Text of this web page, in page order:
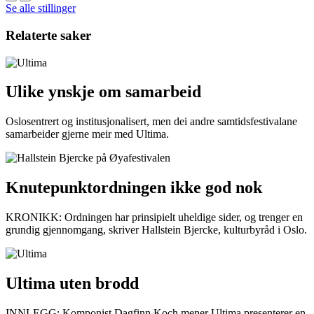
Se alle stillinger
Relaterte saker
Ulike ynskje om samarbeid
Oslosentrert og institusjonalisert, men dei andre samtidsfestivalane
samarbeider gjerne meir med Ultima.
Knutepunktordningen ikke god nok
KRONIKK: Ordningen har prinsipielt uheldige sider, og trenger en
grundig gjennomgang, skriver Hallstein Bjercke, kulturbyråd i Oslo.
Ultima uten brodd